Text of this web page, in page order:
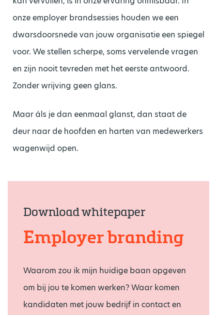
onze employer brandsessies houden we een
dwarsdoorsnede van jouw organisatie een spiegel
voor. We stellen scherpe, soms vervelende vragen
en zijn nooit tevreden met het eerste antwoord.
Zonder wrijving geen glans.
Maar áls je dan eenmaal glanst, dan staat de
deur naar de hoofden en harten van medewerkers
wagenwijd open.
Download whitepaper
Employer branding
Waarom zou ik mijn huidige baan opgeven
om bij jou te komen werken? Waar komen
kandidaten met jouw bedrijf in contact en